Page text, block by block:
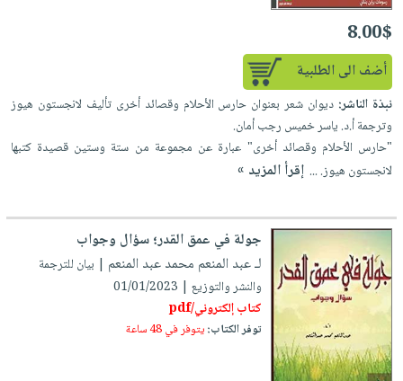
8.00$
أضف الى الطلبية
نبذة الناشر: ديوان شعر بعنوان حارس الأحلام وقصائد أخرى تأليف لانجستون هيوز
وترجمة أ.د. ياسر خميس رجب أمان.
"حارس الأحلام وقصائد أخرى" عبارة عن مجموعة من ستة وستين قصيدة كتبها
لانجستون هيوز. ... إقرأ المزيد »
جولة في عمق القدر؛ سؤال وجواب
لـ عبد المنعم محمد عبد المنعم | بيان للترجمة
والنشر والتوزيع | 01/01/2023
كتاب إلكتروني/pdf
توفر الكتاب:يتوفر في 48 ساعة